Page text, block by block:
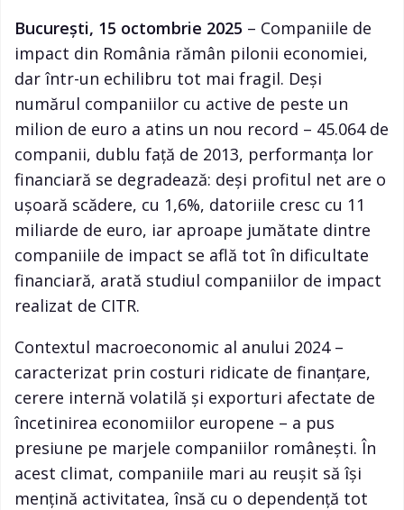
București, 15 octombrie 2025 – Companiile de
impact din România rămân pilonii economiei,
dar într-un echilibru tot mai fragil. Deși
numărul companiilor cu active de peste un
milion de euro a atins un nou record – 45.064 de
companii, dublu față de 2013, performanța lor
financiară se degradează: deși profitul net are o
ușoară scădere, cu 1,6%, datoriile cresc cu 11
miliarde de euro, iar aproape jumătate dintre
companiile de impact se află tot în dificultate
financiară, arată studiul companiilor de impact
realizat de CITR.
Contextul macroeconomic al anului 2024 –
caracterizat prin costuri ridicate de finanțare,
cerere internă volatilă și exporturi afectate de
încetinirea economiilor europene – a pus
presiune pe marjele companiilor românești. În
acest climat, companiile mari au reușit să își
mențină activitatea, însă cu o dependență tot